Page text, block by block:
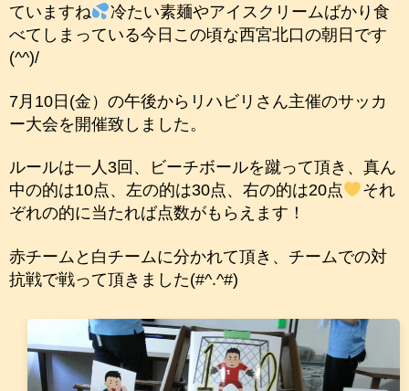
ていますね
冷たい素麺やアイスクリームばかり食
べてしまっている今日この頃な西宮北口の朝日です
(^^)/
7月10日(金）の午後からリハビリさん主催のサッカ
ー大会を開催致しました。
ルールは一人3回、ビーチボールを蹴って頂き、真ん
中の的は10点、左の的は30点、右の的は20点
それ
ぞれの的に当たれば点数がもらえます！
赤チームと白チームに分かれて頂き、チームでの対
抗戦で戦って頂きました(#^.^#)